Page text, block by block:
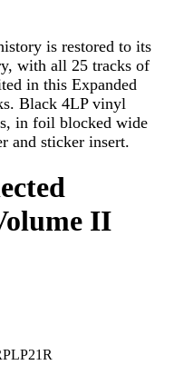
is restored to its
with all 25 tracks of
in this Expanded
Black 4LP vinyl
in foil blocked wide
and sticker insert.
II